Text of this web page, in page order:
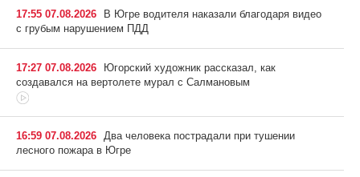
17:55 07.08.2026
В Югре водителя наказали благодаря видео
с грубым нарушением ПДД
17:27 07.08.2026
Югорский художник рассказал, как
создавался на вертолете мурал с Салмановым
16:59 07.08.2026 Два человека пострадали при тушении
лесного пожара в Югре